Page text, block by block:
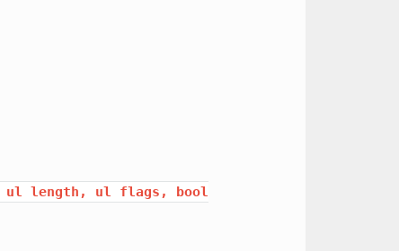
ul length, ul flags,
bool